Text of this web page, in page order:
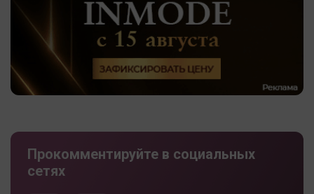
Прокомментируйте в социальных
сетях